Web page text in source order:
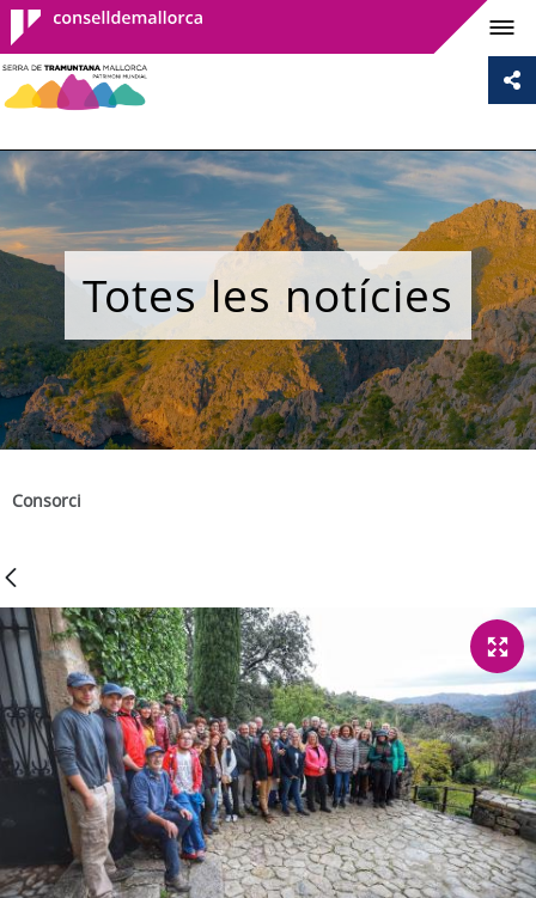
Consell de
Mallorca
Totes les notícies
Consorci